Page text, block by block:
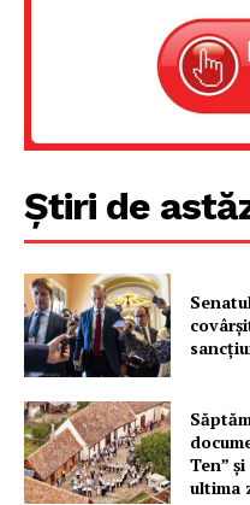
Despre noi / Echipa
Proiecte editoriale
Contact
Știri de
Ten”
ultima